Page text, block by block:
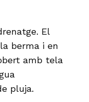
El
berma i en
amb tela
pluja.